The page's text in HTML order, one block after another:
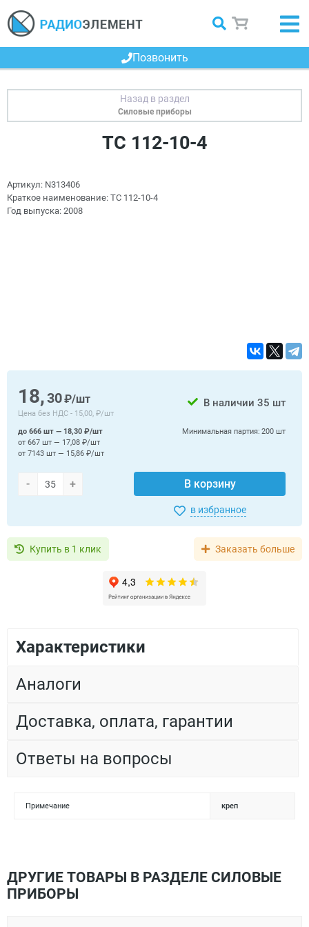
Позвонить
Силовые приборы
ТС 112-10-4
Артикул: N313406
Краткое наименование: ТС 112-10-4
Год выпуска: 2008
18,30₽/шт
Цена без НДС - 15,00, ₽/шт
В наличии 35 шт
- + В корзину
Минимальная партия: 200 шт
до 666 шт — 18,30 ₽/шт
от 667 шт — 17,08 ₽/шт
от 7143 шт — 15,86 ₽/шт
в избранное
Купить в 1 клик Заказать больше
Характеристики
Аналоги
Доставка, оплата, гарантии
Ответы на вопросы
Примечание креп
ДРУГИЕ ТОВАРЫ В РАЗДЕЛЕ СИЛОВЫЕ
ПРИБОРЫ